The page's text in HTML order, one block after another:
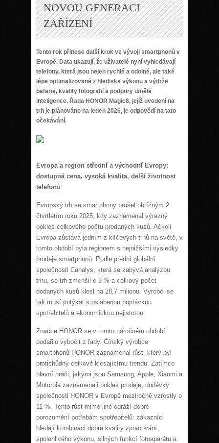
NOVOU GENERACI
ZAŘÍZENÍ
Tento rok přinese další krok ve vývoji smartphonů v
Evropě. Data ukazují, že uživatelé nyní vyhledávají
telefony, která jsou nejen rychlé a odolné, ale také
lépe optimalizované z hlediska výkonu a výdrže
baterie, kvality fotografií a podpory umělé
inteligence. Řada HONOR Magic8, jejíž uvedení na
trh je plánováno na leden 2026, je odpovědí na tato
očekávání.
Evropa a region střední a východní Evropy:
dostupná cena, vysoká kvalita, delší životnost
telefonů
Evropský trh se smartphony prošel obtížným 2.
čtvrtletím roku 2025, kdy zaznamenal výrazný
pokles celkového počtu prodaných kusů. Ačkoli
Evropa zůstává jedním z klíčových trhů na světě, v
tomto období byla regionem s nejnižšími výsledky
prodeje smartphonů. Podle přední globální
společnosti Canalys, která se zabývá analýzou
trhu, se trh zmenšil o 9 % a celkový počet
dodaných kusů klesl na 28,7 milionu. Výrobci se
tak musí potýkat s oslabenou poptávkou
spotřebitelů a ekonomickou nejistotou.
Značce HONOR se v tomto náročném období
podařilo vybočit z řady. Čínský výrobce
smartphonů HONOR zaznamenal růst, který byl
protichůdný celkově klesajícímu trendu. Zatímco
hlavní hráči, jakými jsou Samsung, Apple, Xiaomi a
Motorola zaznamenali pokles prodeje, dodávky
společnosti HONOR v Evropě meziročně vzrostly o
11 %. Tento růst mimo jiné odráží dobré
porozumění potřebám spotřebitelů: zákazníci
hledají kombinaci dobré kvality zpracování,
spolehlivého výkonu, silných funkcí fotoaparátu a